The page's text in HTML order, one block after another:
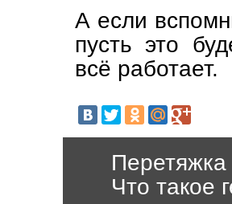
А если
пусть это
всё работает.
Перетяжка
Что такое